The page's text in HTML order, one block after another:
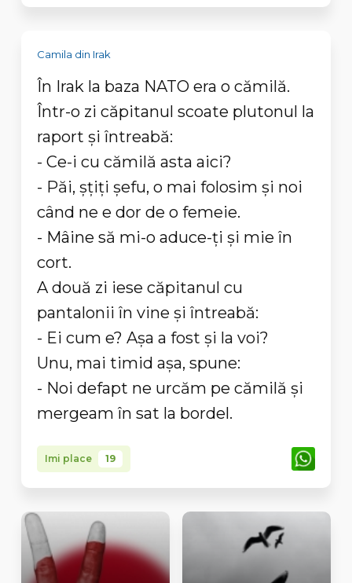
Camila din Irak
În Irak la baza NATO era o cămilă.
Într-o zi căpitanul scoate plutonul la
raport și întreabă:
- Ce-i cu cămilă asta aici?
- Păi, șțiți șefu, o mai folosim și noi
când ne e dor de o femeie.
- Mâine să mi-o aduce-ți și mie în
cort.
A două zi iese căpitanul cu
pantalonii în vine și întreabă:
- Ei cum e? Așa a fost și la voi?
Unu, mai timid așa, spune:
- Noi defapt ne urcăm pe cămilă și
mergeam în sat la bordel.
Imi place 19